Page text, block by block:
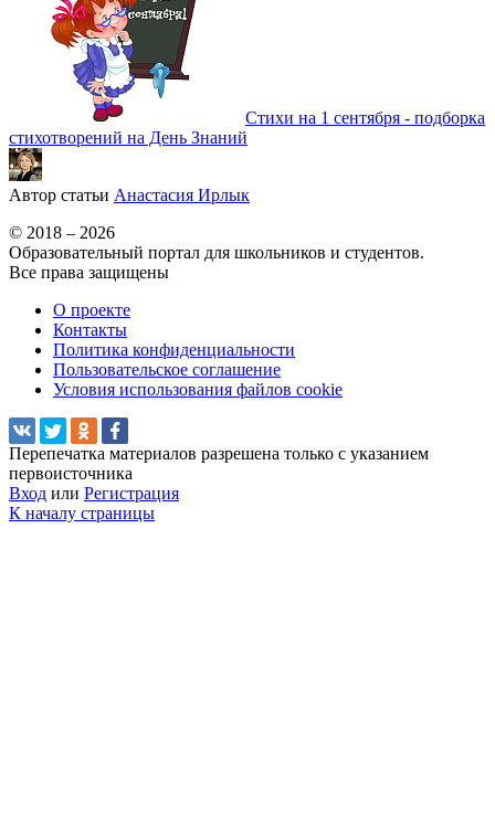
Стихи на 1 сентября - подборка
стихотворений на День Знаний
Автор статьи Анастасия Ирлык
© 2018 – 2026
Образовательный портал для школьников и студентов.
Все права защищены
О проекте
Контакты
Политика конфиденциальности
Пользовательское соглашение
Условия использования файлов cookie
Перепечатка материалов разрешена только с указанием
первоисточника
Вход или Регистрация
К началу страницы